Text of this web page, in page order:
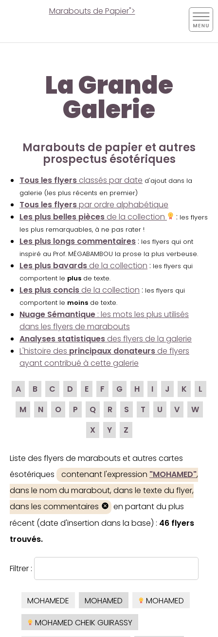
Marabouts de Papier">
La Grande
Galerie
Marabouts de papier et autres
prospectus ésotériques
Tous les flyers classés par date d'ajout dans la
galerie (les plus récents en premier)
Tous les flyerspar ordre alphabétique
Les plus belles pièces de la collection : les flyers
les plus remarquables, à ne pas rater !
Les plus longs commentaires : les flyers qui ont
inspiré au Prof. MÉGABAMBOU la prose la plus verbeuse.
Les plus bavards de la collection : les flyers qui
comportent le plus de texte.
Les plus concis de la collection : les flyers qui
comportent le moins de texte.
Nuage Sémantique : les mots les plus utilisés
dans les flyers de marabouts
Analyses statistiques des flyers de la galerie
L'histoire des principaux donateurs de flyers
ayant contribué à cette galerie
A B C D E F G H I J K
L
M
N O P Q R S T U V
W
X
Y Z
Liste des flyers de marabouts et autres cartes
ésotériques
contenant l'expression "MOHAMED",
dans le nom du marabout, dans le texte du flyer,
dans les commentaires
en partant du plus
récent (date d'insertion dans la base) : 46 flyers
trouvés.
Filtrer :
MOHAMEDE MOHAMED
MOHAMED
MOHAMED CHEIK GUIRASSY